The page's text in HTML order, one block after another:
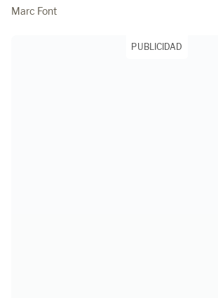
Marc Font
PUBLICIDAD